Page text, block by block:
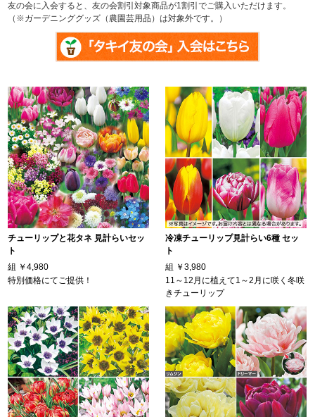
友の会に入会すると、友の会割引対象商品が1割引でご購入いただけます。
（※ガーデニンググッズ（農園芸用品）は対象外です。）
チューリップと花タネ 見計らいセッ
ト
組 ￥4,980
特別価格にてご提供！
冷凍チューリップ見計らい6種 セッ
ト
組 ￥3,980
11～12月に植えて1～2月に咲く冬咲
きチューリップ